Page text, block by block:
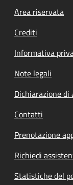
Footer
Area riservata
Crediti
Informativa
Note legali
Dichiarazione di
Contatti
Prenotazione
Richiedi
Statistiche del